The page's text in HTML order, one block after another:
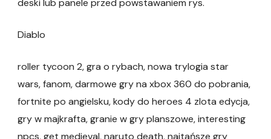
deski lub panele przed powstawaniem rys.
Diablo
roller tycoon 2, gra o rybach, nowa trylogia star
wars, fanom, darmowe gry na xbox 360 do pobrania,
fortnite po angielsku, kody do heroes 4 zlota edycja,
gry w majkrafta, granie w gry planszowe, interesting
npcs, get medieval, naruto death, najtańsze gry